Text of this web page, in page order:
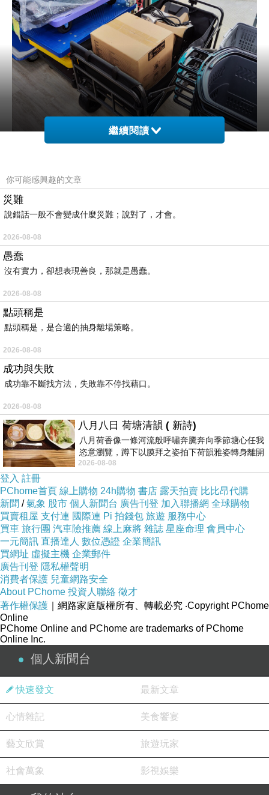
繼續閱讀
你可能感興趣的文章
災難
說錯話一般不會變成什麼災難；說對了，才會。
2026-08-08
愚蠢
沒有實力，卻想表現善良，那就是愚蠢。
2026-08-08
點頭稱是
點頭稱是，是合適的抽身離場策略。
2026-08-08
成功與失敗
成功靠不斷找方法，失敗靠不停找藉口。
2026-08-08
八月八日 荷塘清韻 ( 新詩)
八月荷香像一條河流般呼嘯奔騰奔向季節塘心任我
恣意瀏覽，蹲下以膜拜之姿拍下荷韻雅姿轉身離開
時我把美麗的遐想掛在亭亭葉柄上盼望
2026-08-08
登入 註冊
PChome首頁 線上購物 24h購物 書店 露天拍賣 比比昂代購
新聞 /氣象 股市 個人新聞台 廣告刊登 加入聯播網 全球購物
買賣租屋 支付連 國際連 Pi 拍錢包 旅遊 服務中心
買車 旅行團 汽車險推薦 線上麻將 雜誌 星座命理 會員中心
一元簡訊 直播達人 數位憑證 企業簡訊
買網址 虛擬主機 企業郵件
廣告刊登 隱私權聲明
消費者保護 兒童網路安全
About PChome 投資人聯絡 徵才
著作權保護 ｜網路家庭版權所有、轉載必究 ‧Copyright PChome
Online
PChome Online and PChome are trademarks of PChome
Online Inc.
個人新聞台
快速發文 最新文章
心情雜記 美食饗宴
藝文欣賞 旅遊玩家
社會萬象 影視娛樂